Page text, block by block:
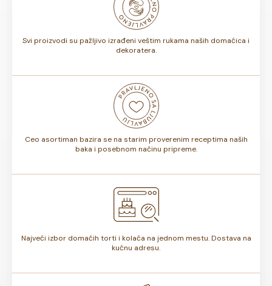
Svi proizvodi su pažljivo izrađeni veštim rukama naših domaćica i
dekoratera.
Ceo asortiman bazira se na starim proverenim receptima naših
baka i posebnom načinu pripreme.
Najveći izbor domaćih torti i kolača na jednom mestu. Dostava na
kućnu adresu.